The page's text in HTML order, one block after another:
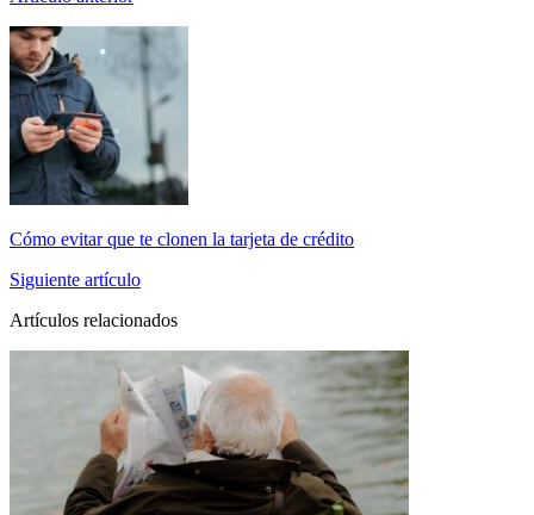
Cómo evitar que te clonen la tarjeta de crédito
Siguiente artículo
Artículos relacionados